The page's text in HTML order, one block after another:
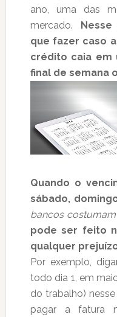
ano, uma das
mercado.
que fazer caso
crédito caia em
final de semana
Quando o
sábado,
bancos
pode ser feito
qualquer
Por exemplo,
todo dia 1, em
do trabalho)
pagar a fatura